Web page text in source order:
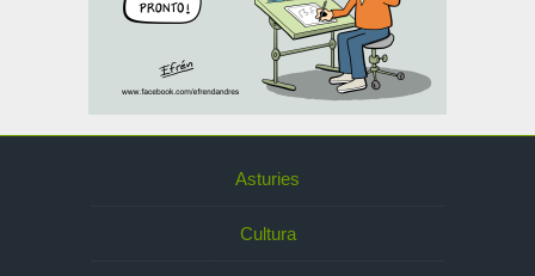
Asturies
Cultura